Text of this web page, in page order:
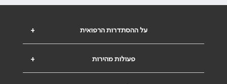
+ על ההסתדרות הרפואית
+ פעולות מהירות